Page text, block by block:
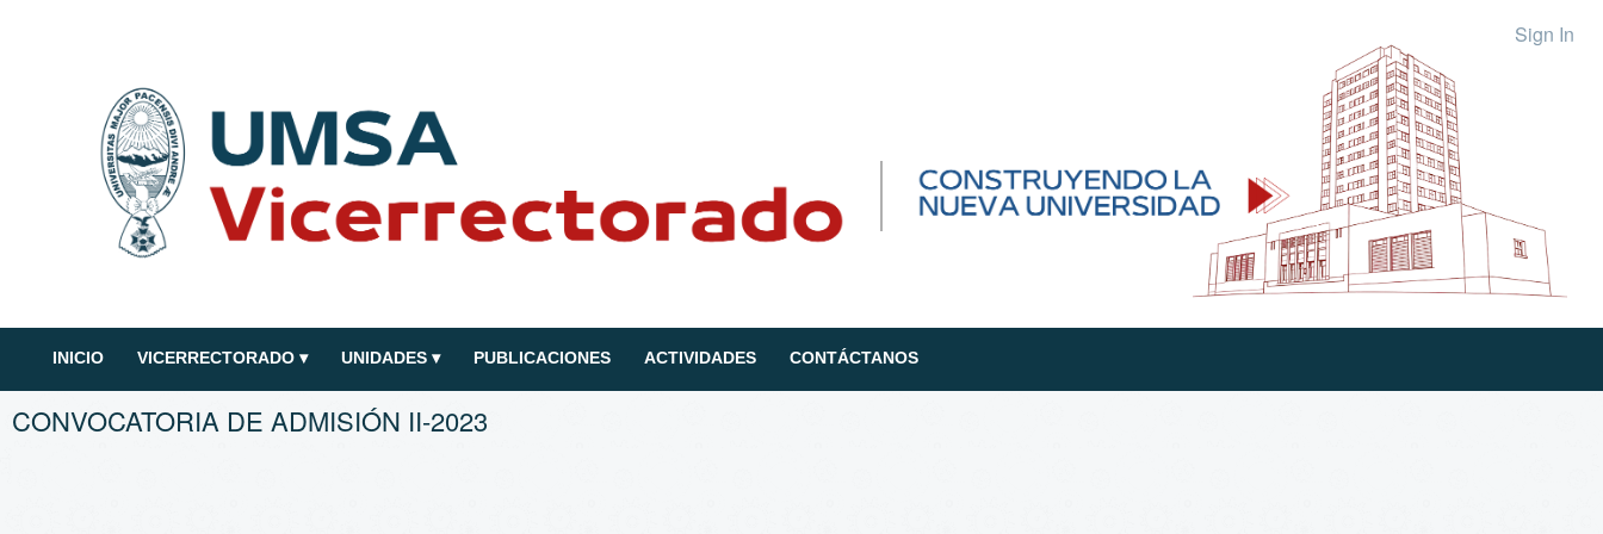
Sign In
INICIO VICERRECTORADO ▾ UNIDADES ▾ PUBLICACIONES ACTIVIDADES CONTÁCTANOS
CONVOCATORIA DE ADMISIÓN II-2023